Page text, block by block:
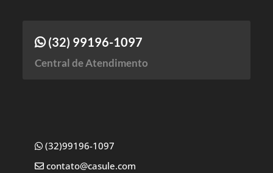
(32) 99196-1097
Central de Atendimento
(32)99196-1097
contato@casule.com